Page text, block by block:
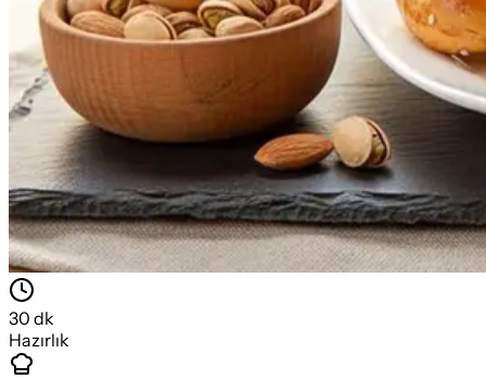
30 dk
Hazırlık